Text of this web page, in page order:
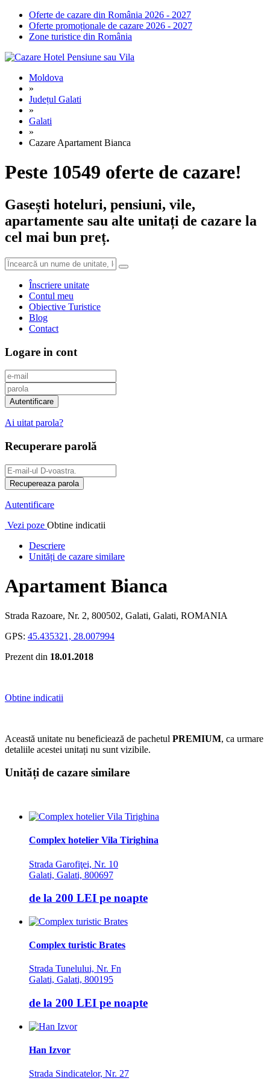
Oferte de cazare din România 2026 - 2027
Oferte promoționale de cazare 2026 - 2027
Zone turistice din România
Moldova
»
Județul Galati
»
Galati
»
Cazare Apartament Bianca
Peste 10549 oferte de cazare!
Gasești hoteluri, pensiuni, vile,
apartamente sau alte unitați de cazare la
cel mai bun preț.
Înscriere unitate
Contul meu
Obiective Turistice
Blog
Contact
Logare in cont
Ai uitat parola?
Recuperare parolă
Autentificare
Vezi poze Obtine indicatii
Descriere
Unități de cazare similare
Apartament Bianca
Strada Razoare, Nr. 2, 800502, Galati, Galati, ROMANIA
GPS: 45.435321, 28.007994
Prezent din 18.01.2018
Obtine indicatii
Această unitate nu beneficiează de pachetul PREMIUM, ca urmare
detaliile acestei unitați nu sunt vizibile.
Unități de cazare similare
Complex hotelier Vila Tirighina
Strada Garofiţei, Nr. 10
Galati, Galati, 800697
de la 200 LEI pe noapte
Complex turistic Brates
Strada Tunelului, Nr. Fn
Galati, Galati, 800195
de la 200 LEI pe noapte
Han Izvor
Strada Sindicatelor, Nr. 27